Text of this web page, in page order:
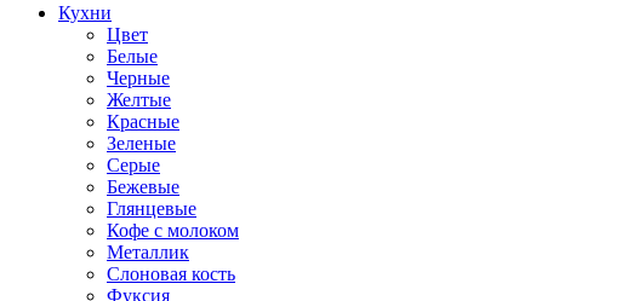
Кухни
Цвет
Белые
Черные
Желтые
Красные
Зеленые
Серые
Бежевые
Глянцевые
Кофе с молоком
Металлик
Слоновая кость
Фуксия